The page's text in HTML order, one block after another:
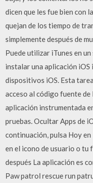
dicen que les fue bien con
quejan de los tiempo de
simplemente después de
Puede utilizar iTunes en
instalar una aplicación
dispositivos iOS. Esta
acceso al código fuente
aplicación instrumentada
pruebas. Ocultar Apps de
continuación, pulsa Hoy
en el icono de usuario o tu
después La aplicación es
Paw patrol rescue run